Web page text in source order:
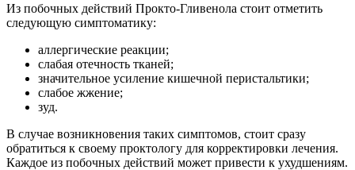
Из побочных действий Прокто-Гливенола стоит отметить
следующую симптоматику:
аллергические реакции;
слабая отечность тканей;
значительное усиление кишечной перистальтики;
слабое жжение;
зуд.
В случае возникновения таких симптомов, стоит сразу
обратиться к своему проктологу для корректировки лечения.
Каждое из побочных действий может привести к ухудшениям.